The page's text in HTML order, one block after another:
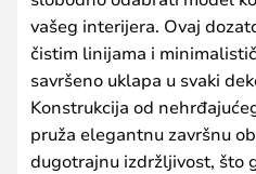
vašeg interijera. Ovaj
čistim linijama i
savršeno uklapa u svaki
Konstrukcija od
pruža elegantnu završnu
dugotrajnu izdržljivost, što